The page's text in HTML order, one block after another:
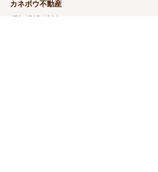
カネボウ不動産
173-1725-1984